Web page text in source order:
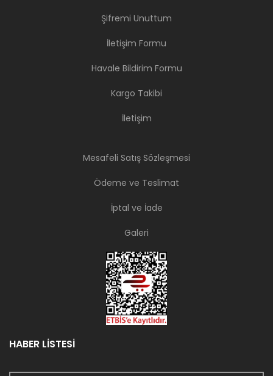
Şifremi Unuttum
İletişim Formu
Havale Bildirim Formu
Kargo Takibi
İletişim
Mesafeli Satış Sözleşmesi
Ödeme ve Teslimat
İptal ve İade
Galeri
HABER LİSTESİ